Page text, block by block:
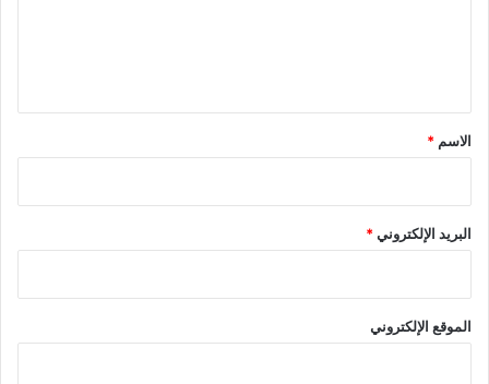
*
الاسم *
البريد الإلكتروني*
الموقع الإلكتروني